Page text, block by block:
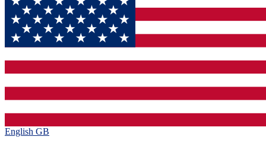
English GB‎